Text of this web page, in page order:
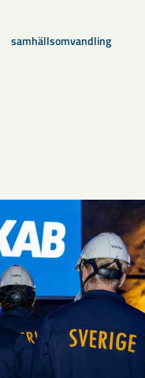
samhällsomvandling